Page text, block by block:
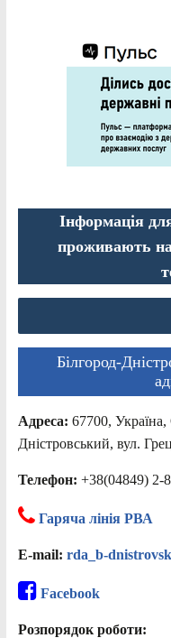
Інформація
проживають
Білгород-
Адреса: 67700, Україна,
Дністровський, вул.
Телефон: +38(04849) 2-
Гаряча лінія РВА
E-mail: rda_b-
Facebook
Розпорядок роботи: